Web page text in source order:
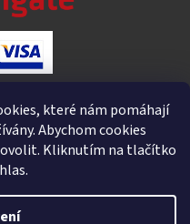
které nám pomáhají
Abychom cookies
Kliknutím na tlačítko